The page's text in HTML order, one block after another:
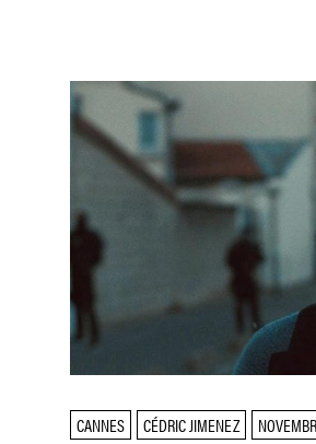
CANNES CÉDRIC JIMENEZ